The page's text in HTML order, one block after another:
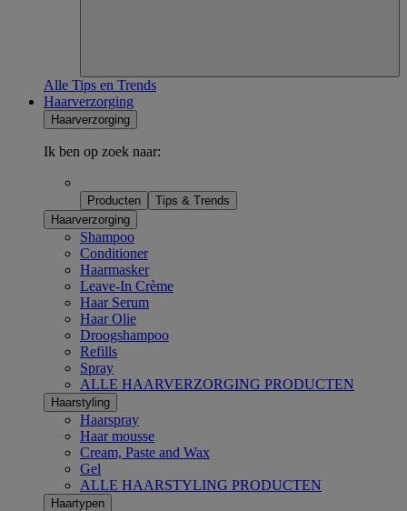
Alle Tips en Trends
Haarverzorging
Haarverzorging
Ik ben op zoek naar:
Producten
Tips & Trends
Haarverzorging
Shampoo
Conditioner
Haarmasker
Leave-In Crème
Haar Serum
Haar Olie
Droogshampoo
Refills
Spray
ALLE HAARVERZORGING PRODUCTEN
Haarstyling
Haarspray
Haar mousse
Cream, Paste and Wax
Gel
ALLE HAARSTYLING PRODUCTEN
Haartypen